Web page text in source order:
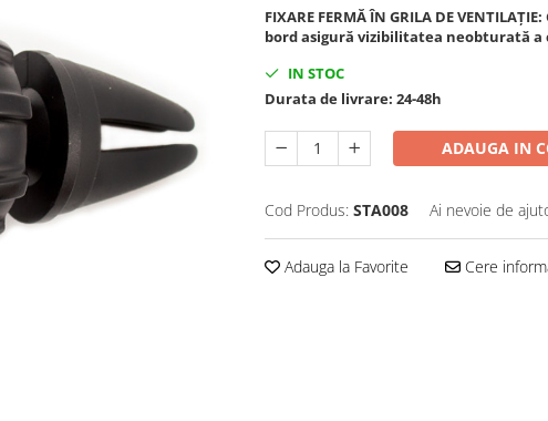
FIXARE FERMĂ ÎN GRILA DE VENTILAȚIE:
bord asigură vizibilitatea neobturată
IN STOC
Durata de livrare: 24-48h
ADAUGA IN
Cod Produs: STA008 Ai nevoie de
Adauga la Favorite Cere